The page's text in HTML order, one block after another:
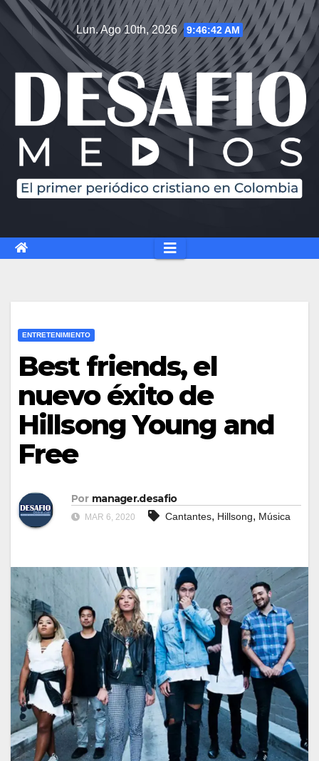
Saltar
contenido
Lun. Ago 10th, 2026 9:46:44 AM
ENTRETENIMIENTO
Best friends, el
nuevo éxito de
Hillsong Young and
Free
Por manager.desafio
MAR 6, 2020 Cantantes, Hillsong, Música